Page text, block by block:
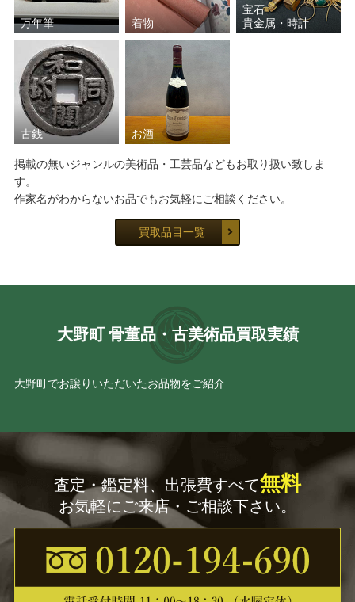
万年筆 着物
宝石
貴金属・時計
古銭 お酒
掲載の無いジャンルの美術品・工芸品などもお取り扱い致しま
す。
作家名がわからないお品でもお気軽にご相談ください。
買取品目一覧
大野町 骨董品・古美術品買取実績
大野町でお譲りいただいたお品物をご紹介
査定・鑑定料、出張費すべて無料
お気軽にご来店・ご相談下さい。